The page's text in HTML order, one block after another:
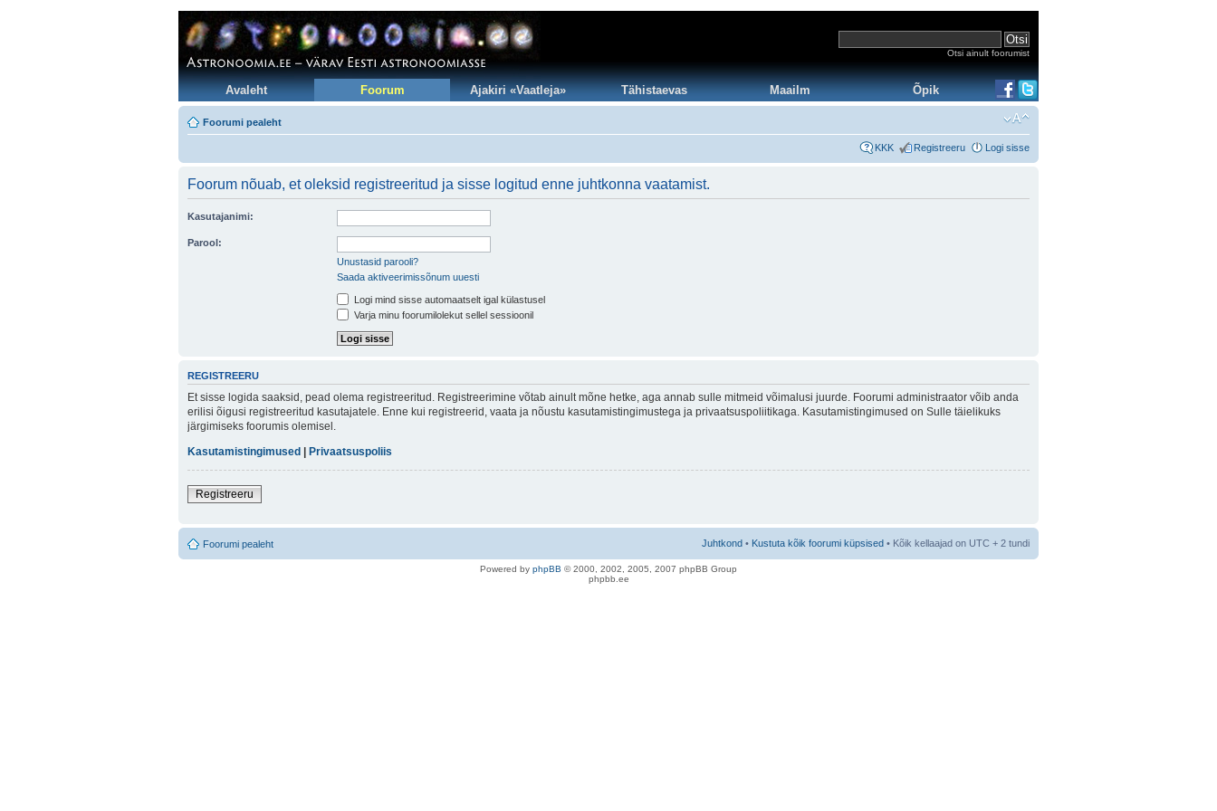
Otsi ainult foorumist
Avaleht Foorum Ajakiri «Vaatleja» Tähistaevas Maailm Õpik
Foorumi pealeht
KKK Registreeru Logi sisse
Foorum nõuab, et oleksid registreeritud ja sisse logitud enne juhtkonna vaatamist.
Kasutajanimi:
Parool:
Unustasid parooli?
Saada aktiveerimissõnum uuesti
Logi mind sisse automaatselt igal külastusel
Varja minu foorumilolekut sellel sessioonil
REGISTREERU
Et sisse logida saaksid, pead olema registreeritud. Registreerimine võtab ainult mõne hetke, aga annab sulle mitmeid võimalusi juurde. Foorumi administraator võib anda
erilisi õigusi registreeritud kasutajatele. Enne kui registreerid, vaata ja nõustu kasutamistingimustega ja privaatsuspoliitikaga. Kasutamistingimused on Sulle täielikuks
järgimiseks foorumis olemisel.
Kasutamistingimused | Privaatsuspoliis
Registreeru
Foorumi pealeht Juhtkond • Kustuta kõik foorumi küpsised • Kõik kellaajad on UTC + 2 tundi
Powered by phpBB © 2000, 2002, 2005, 2007 phpBB Group
phpbb.ee